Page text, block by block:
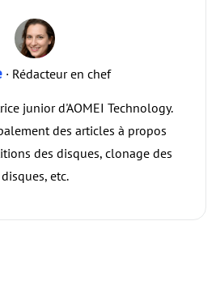
· Rédacteur en chef
junior d'AOMEI Technology.
des articles à propos
des disques, clonage des
disques, etc.